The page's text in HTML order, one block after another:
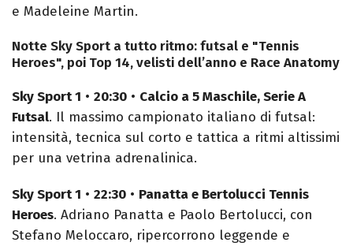
e Madeleine Martin.
Notte Sky Sport a tutto ritmo: futsal e "Tennis
Heroes", poi Top 14, velisti dell’anno e Race Anatomy
Sky Sport 1 • 20:30 • Calcio a 5 Maschile, Serie A
Futsal. Il massimo campionato italiano di futsal:
intensità, tecnica sul corto e tattica a ritmi altissimi
per una vetrina adrenalinica.
Sky Sport 1 • 22:30 • Panatta e Bertolucci Tennis
Heroes. Adriano Panatta e Paolo Bertolucci, con
Stefano Meloccaro, ripercorrono leggende e